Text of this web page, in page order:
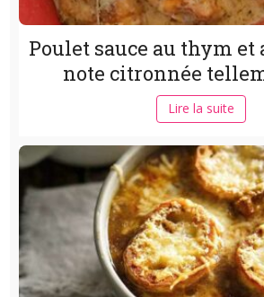
Poulet sauce au thym et
note citronnée
Lire la suite